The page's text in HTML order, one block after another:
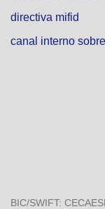
directiva mifid
canal interno
BIC/SWIFT: